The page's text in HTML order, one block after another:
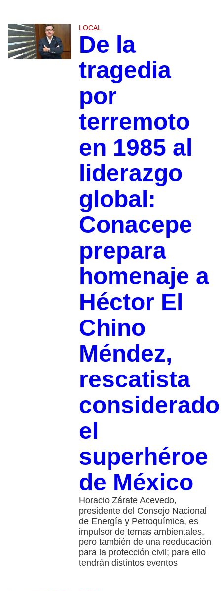
LOCAL
De la
tragedia
por
terremoto
en 1985 al
liderazgo
global:
Conacepe
prepara
homenaje a
Héctor El
Chino
Méndez,
rescatista
considerado
el
superhéroe
de México
Horacio Zárate Acevedo,
presidente del Consejo Nacional
de Energía y Petroquímica, es
impulsor de temas ambientales,
pero también de una reeducación
para la protección civil; para ello
tendrán distintos eventos